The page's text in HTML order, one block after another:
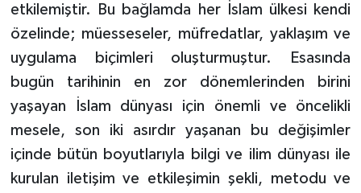
etkilemiştir. Bu bağlamda her İslam ülkesi kendi
özelinde; müesseseler, müfredatlar, yaklaşım ve
uygulama biçimleri oluşturmuştur. Esasında
bugün tarihinin en zor dönemlerinden birini
yaşayan İslam dünyası için önemli ve öncelikli
mesele, son iki asırdır yaşanan bu değişimler
içinde bütün boyutlarıyla bilgi ve ilim dünyası ile
kurulan iletişim ve etkileşimin şekli, metodu ve